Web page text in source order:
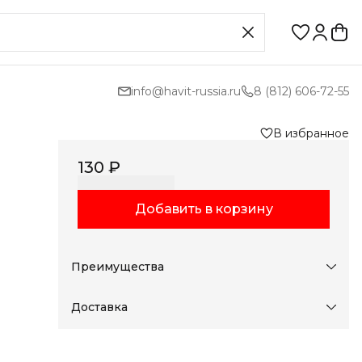
info@havit-russia.ru 8 (812) 606-72-55
В избранное
130 ₽
Добавить в корзину
Преимущества
Оплата частями в Сплит
Удобный возврат
Доставка